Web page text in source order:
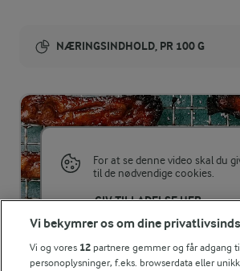
NÆRINGSINDHOLD, PR 100 G
741 kJ / 177 kcal
Energifordeling
ENERGI PR 100 G
Fiber:
2,3 g
For at se denne video skal du
til de nødvendige cookies.
GIV TILLADELSE HER
Vi bekymrer os om dine
Vi og vores 12 partnere gemmer og får adgang
personoplysninger, f.eks. browserdata eller